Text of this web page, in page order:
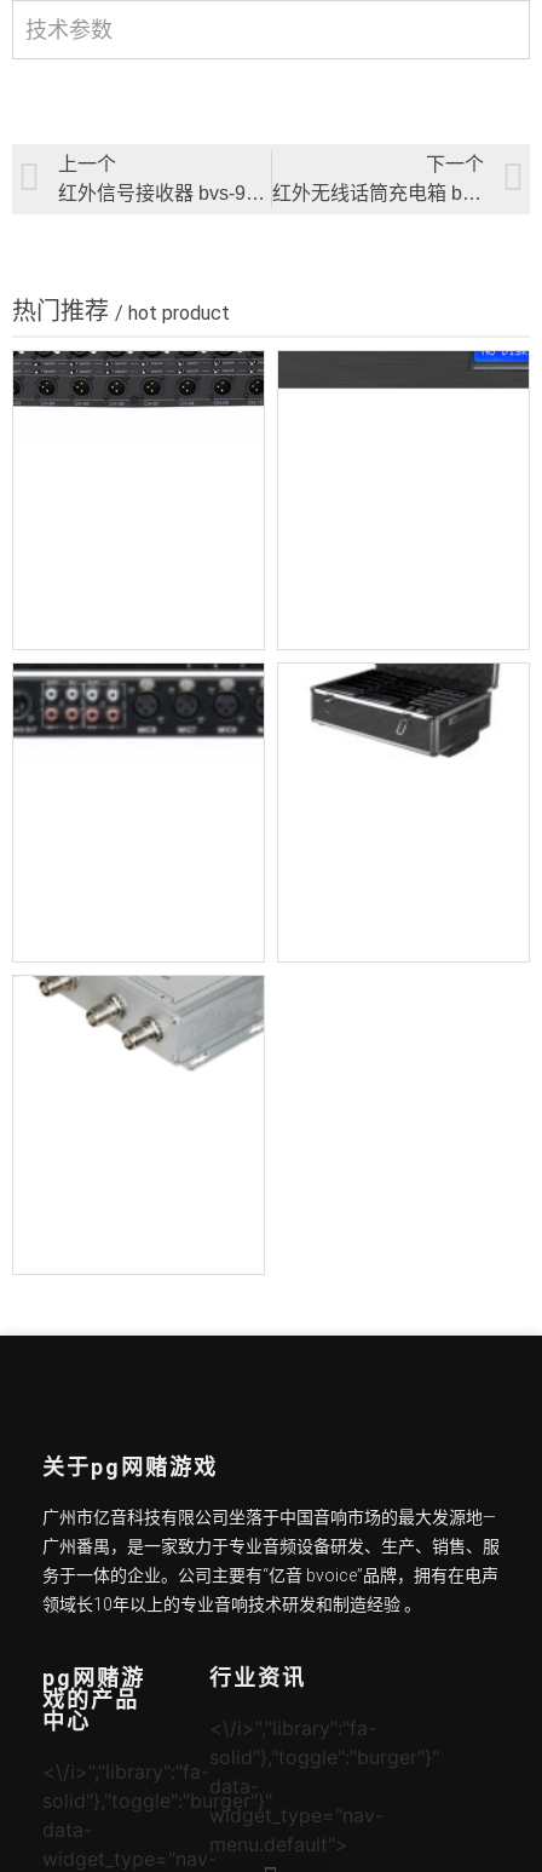
技术参数
上一个
红外信号接收器 bvs-9952q
下一个
红外无线话筒充电箱 bvs-9952x
热门推荐 / hot product
关于pg网赌游戏
广州市亿音科技有限公司坐落于中国音响市场的最大发源地—
广州番禺，是一家致力于专业音频设备研发、生产、销售、服
务于一体的企业。公司主要有“亿音 bvoice”品牌，拥有在电声
领域长10年以上的专业音响技术研发和制造经验 。
pg网赌游
戏的产品
中心
<\/i>","library":"fa-
solid"},"toggle":"burger"}"
data-
widget_type="nav-
行业资讯
<\/i>","library":"fa-
solid"},"toggle":"burger"}"
data-
widget_type="nav-
menu.default">